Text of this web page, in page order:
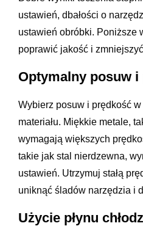
ustawień, dbałości o
ustawień obróbki. Poniższe
poprawić jakość i
Optymalny posuw
Wybierz posuw i prędkość
materiału. Miękkie metale,
wymagają większych
takie jak stal nierdzewna,
ustawień. Utrzymuj stałą
uniknąć śladów narzędzia i
Użycie płynu